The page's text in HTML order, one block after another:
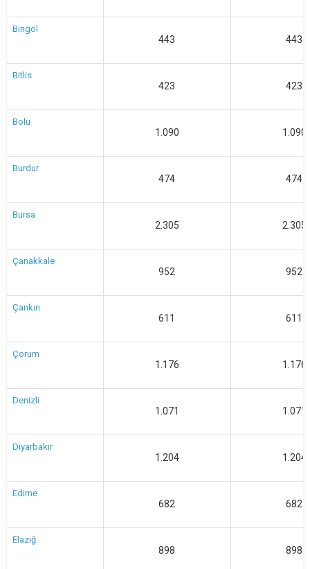
Bingöl
443 443
Bitlis
423 423
Bolu
1.090 1.090
Burdur
474 474
Bursa
2.305 2.305
Çanakkale
952 952
Çankırı
611 611
Çorum
1.176 1.176
Denizli
1.071 1.071
Diyarbakır
1.204 1.204
Edirne
682 682
Elazığ
898 898